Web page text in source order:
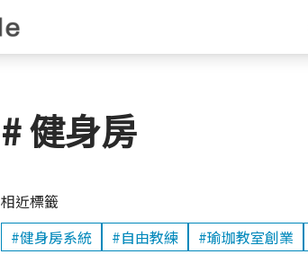
# 健身房
相近標籤
#健身房系統
#自由教練 #瑜珈教室創業